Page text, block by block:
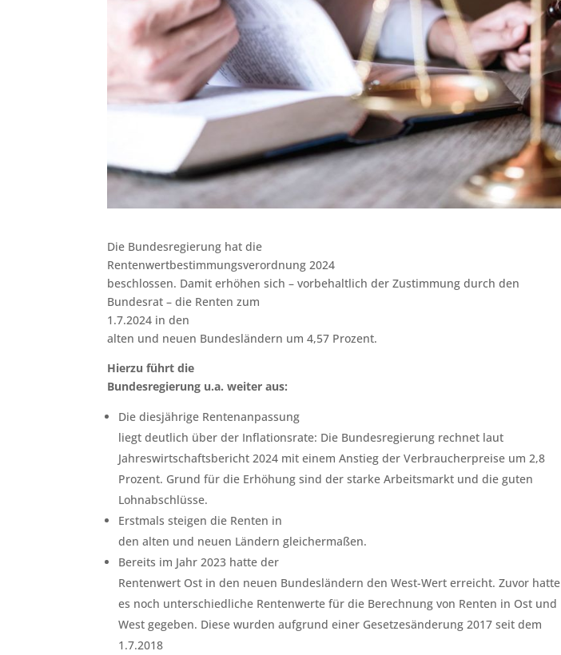
Die Bundesregierung hat die
Rentenwertbestimmungsverordnung 2024
beschlossen. Damit erhöhen sich – vorbehaltlich der Zustimmung durch den
Bundesrat – die Renten zum
1.7.2024 in den
alten und neuen Bundesländern um 4,57 Prozent.
Hierzu führt die
Bundesregierung u.a. weiter aus:
Die diesjährige Rentenanpassung
liegt deutlich über der Inflationsrate: Die Bundesregierung rechnet laut
Jahreswirtschaftsbericht 2024 mit einem Anstieg der Verbraucherpreise um 2,8
Prozent. Grund für die Erhöhung sind der starke Arbeitsmarkt und die guten
Lohnabschlüsse.
Erstmals steigen die Renten in
den alten und neuen Ländern gleichermaßen.
Bereits im Jahr 2023 hatte der
Rentenwert Ost in den neuen Bundesländern den West-Wert erreicht. Zuvor hatte
es noch unterschiedliche Rentenwerte für die Berechnung von Renten in Ost und
West gegeben. Diese wurden aufgrund einer Gesetzesänderung 2017 seit dem
1.7.2018